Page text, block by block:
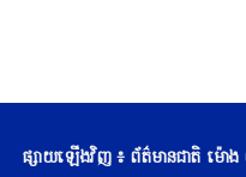
ផ្សាយឡើងវិញ ៖ ព័ត៌មានជាតិ ម៉ោង